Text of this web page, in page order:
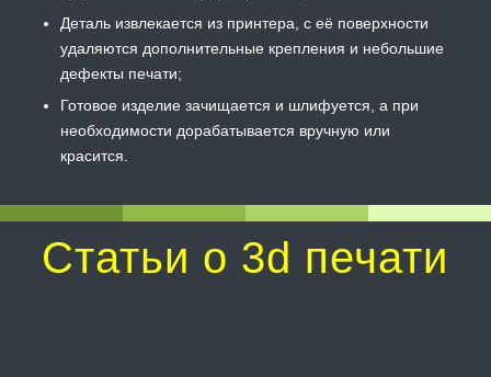
Деталь извлекается из принтера, с её поверхности
удаляются дополнительные крепления и небольшие
дефекты печати;
Готовое изделие зачищается и шлифуется, а при
необходимости дорабатывается вручную или
красится.
Статьи о 3d печати